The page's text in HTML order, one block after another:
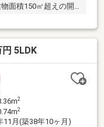
面積150㎡超えの開
は5LDK＋Ｓとなって
す。■バルコニーと
光が心地よい空間とな
れており、お客様そ
■川西市立多田小学
子さまの通学もしやす
できる立地です。
5LDK
2
2
11月(築38年10ヶ月)